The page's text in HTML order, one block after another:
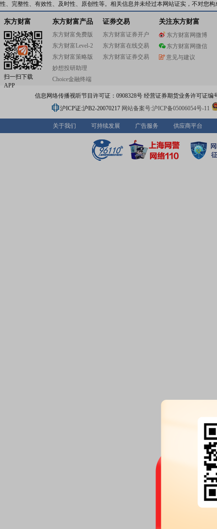
性、完整性、有效性、及时性、原创性等。相关信息并未经过本网站证实，不对您
东方财富
扫一扫下载
APP
东方财富产品
东方财富免费版
东方财富Level-2
东方财富策略版
妙想投研助理
Choice金融终端
证券交易
东方财富证券开户
东方财富在线交易
东方财富证券交易
关注东方财富
东方财富网微博
东方财富网微信
意见与建议
信息网络传播视听节目许可证：0908328号 经营证券期货业务许可证编
沪ICP证:沪B2-20070217 网站备案号:沪ICP备05006054号-11
关于我们 可持续发展 广告服务 供应商平台